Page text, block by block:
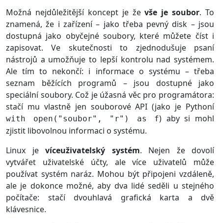
Možná nejdůležitější koncept je ževše je soubor. To
znamená, že i zařízení – jako třeba pevný disk – jsou
dostupná jako obyčejné soubory, které můžete číst i
zapisovat. Ve skutečnosti to zjednodušuje psaní
nástrojů a umožňuje to lepší kontrolu nad systémem.
Ale tím to nekončí: i informace o systému – třeba
seznam běžících programů – jsou dostupné jako
speciální soubory. Což je úžasná věc pro programátora:
stačí mu vlastně jen souborové API (jako je Pythoní
with open("soubor", "r") as f) aby si mohl
zjistit libovolnou informaci o systému.
Linux je víceuživatelský systém. Nejen že dovolí
vytvářet uživatelské účty, ale více uživatelů může
používat systém naráz. Mohou být připojeni vzdáleně,
ale je dokonce možné, aby dva lidé seděli u stejného
počítače: stačí dvouhlavá grafická karta a dvě
klávesnice.